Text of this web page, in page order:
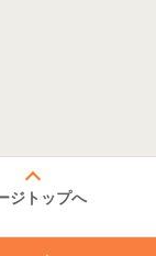
ジトップへ